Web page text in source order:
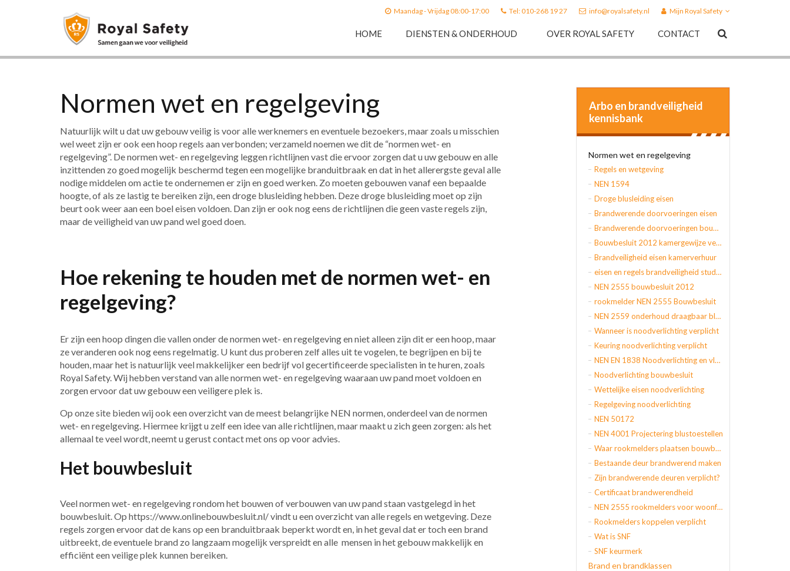
Maandag - Vrijdag 08:00-17:00 Tel: 010-268 19 27 info@royalsafety.nl Mijn Royal Safety
HOME DIENSTEN & ONDERHOUD OVER ROYAL SAFETY CONTACT
Normen wet en regelgeving
Natuurlijk wilt u dat uw gebouw veilig is voor alle werknemers en eventuele bezoekers, maar zoals u misschien
wel weet zijn er ook een hoop regels aan verbonden; verzameld noemen we dit de “normen wet- en
regelgeving”. De normen wet- en regelgeving leggen richtlijnen vast die ervoor zorgen dat u uw gebouw en alle
inzittenden zo goed mogelijk beschermd tegen een mogelijke branduitbraak en dat in het allerergste geval alle
nodige middelen om actie te ondernemen er zijn en goed werken. Zo moeten gebouwen vanaf een bepaalde
hoogte, of als ze lastig te bereiken zijn, een droge blusleiding hebben. Deze droge blusleiding moet op zijn
beurt ook weer aan een boel eisen voldoen. Dan zijn er ook nog eens de richtlijnen die geen vaste regels zijn,
maar de veiligheid van uw pand wel goed doen.
Hoe rekening te houden met de normen wet- en
regelgeving?
Er zijn een hoop dingen die vallen onder de normen wet- en regelgeving en niet alleen zijn dit er een hoop, maar
ze veranderen ook nog eens regelmatig. U kunt dus proberen zelf alles uit te vogelen, te begrijpen en bij te
houden, maar het is natuurlijk veel makkelijker een bedrijf vol gecertificeerde specialisten in te huren, zoals
Royal Safety. Wij hebben verstand van alle normen wet- en regelgeving waaraan uw pand moet voldoen en
zorgen ervoor dat uw gebouw een veiligere plek is.
Op onze site bieden wij ook een overzicht van de meest belangrijke NEN normen, onderdeel van de normen
wet- en regelgeving. Hiermee krijgt u zelf een idee van alle richtlijnen, maar maakt u zich geen zorgen: als het
allemaal te veel wordt, neemt u gerust contact met ons op voor advies.
Het bouwbesluit
Veel normen wet- en regelgeving rondom het bouwen of verbouwen van uw pand staan vastgelegd in het
bouwbesluit. Op https://www.onlinebouwbesluit.nl/ vindt u een overzicht van alle regels en wetgeving. Deze
regels zorgen ervoor dat de kans op een branduitbraak beperkt wordt en, in het geval dat er toch een brand
uitbreekt, de eventuele brand zo langzaam mogelijk verspreidt en alle mensen in het gebouw makkelijk en
efficiënt een veilige plek kunnen bereiken.
Arbo en brandveiligheid
kennisbank
Normen wet en regelgeving
Regels en wetgeving
NEN 1594
Droge blusleiding eisen
Brandwerende doorvoeringen eisen
Brandwerende doorvoeringen bouwbesluit
Bouwbesluit 2012 kamergewijze verhuur
Brandveiligheid eisen kamerverhuur
eisen en regels brandveiligheid studentenhuis
NEN 2555 bouwbesluit 2012
rookmelder NEN 2555 Bouwbesluit
NEN 2559 onderhoud draagbaar blustoestel
Wanneer is noodverlichting verplicht
Keuring noodverlichting verplicht
NEN EN 1838 Noodverlichting en vluchtroute aanduiding
Noodverlichting bouwbesluit
Wettelijke eisen noodverlichting
Regelgeving noodverlichting
NEN 50172
NEN 4001 Projectering blustoestellen
Waar rookmelders plaatsen bouwbesluit
Bestaande deur brandwerend maken
Zijn brandwerende deuren verplicht?
Certificaat brandwerendheid
NEN 2555 rookmelders voor woonfuncties
Rookmelders koppelen verplicht
Wat is SNF
SNF keurmerk
Brand en brandklassen